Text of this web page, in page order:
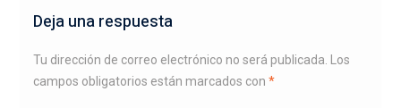
Deja una respuesta
Tu dirección de correo electrónico no será publicada.
Los
campos obligatorios están marcados con *